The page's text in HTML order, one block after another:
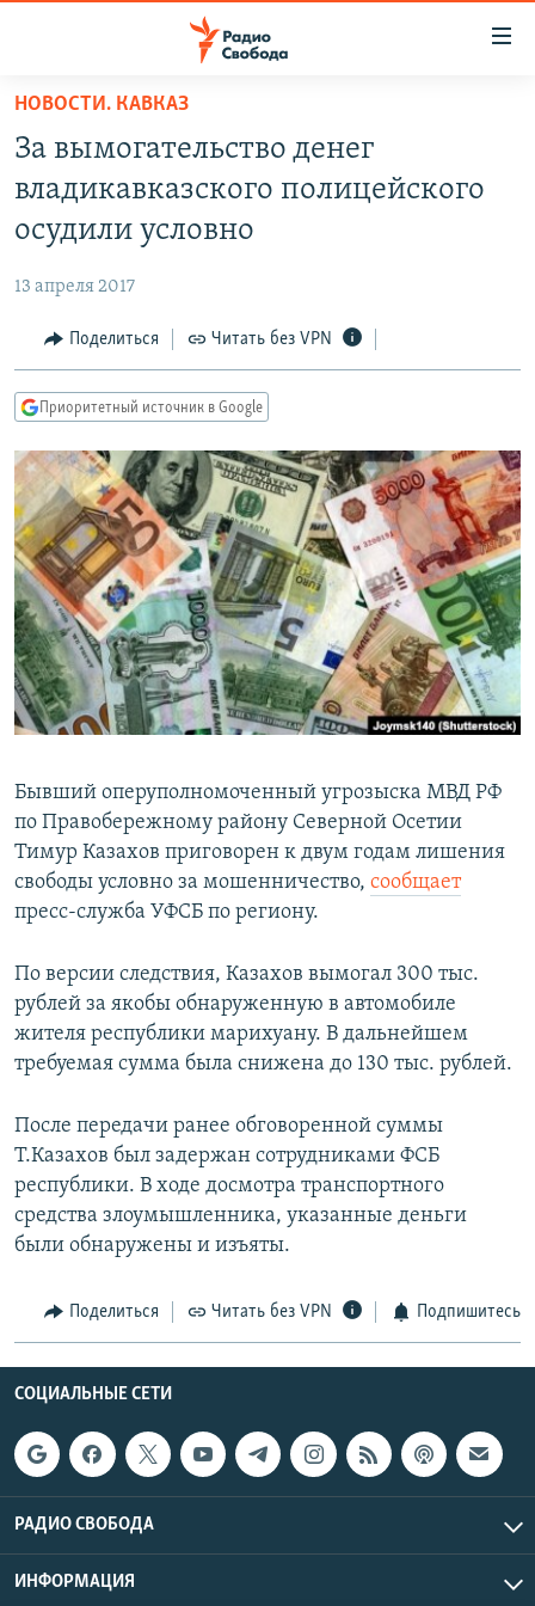
упрощенного
доступа
основному
Вернутся
Вернутся
поиску
МНЕНИЯ
КУЛЬТУРА
КАВКАЗ.РЕАЛИИ
СЕВЕР.РЕАЛИИ
СИБИРЬ.РЕАЛИИ
РАСПИСАНИЕ ВЕЩАНИЯ
ПОДПИШИТЕСЬ НА РАССЫЛКУ
СОЦИАЛЬНЫЕ СЕТИ
Все сайты РСЕ/РС
НОВОСТИ. КАВКАЗ
За вымогательство денег
владикавказского полицейского
осудили условно
13 апреля 2017
Поделиться Читать без VPN
Приоритетный источник в Google
Бывший оперуполномоченный угрозыска МВД РФ
по Правобережному району Северной Осетии
Тимур Казахов приговорен к двум годам лишения
свободы условно за мошенничество, сообщает
пресс-служба УФСБ по региону.
По версии следствия, Казахов вымогал 300 тыс.
рублей за якобы обнаруженную в автомобиле
жителя республики марихуану. В дальнейшем
требуемая сумма была снижена до 130 тыс. рублей.
После передачи ранее обговоренной суммы
Т.Казахов был задержан сотрудниками ФСБ
республики. В ходе досмотра транспортного
средства злоумышленника, указанные деньги
были обнаружены и изъяты.
Поделиться Читать без VPN Подпишитесь
СОЦИАЛЬНЫЕ СЕТИ
РАДИО СВОБОДА
ИНФОРМАЦИЯ